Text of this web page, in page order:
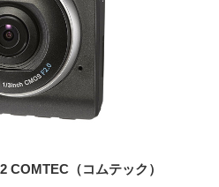
COMTEC（コムテック）